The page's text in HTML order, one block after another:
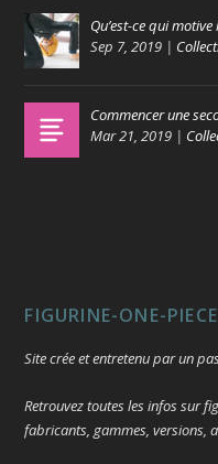
Qu’est-ce qui
Sep 7, 2019 |
Commencer une
Mar 21, 2019 |
FIGURINE-ONE-PIECE
Site crée et entretenu par un
Retrouvez toutes les infos sur
fabricants, gammes, versions,